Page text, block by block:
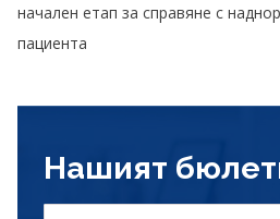
начален етап за справяне с
пациента
Нашият